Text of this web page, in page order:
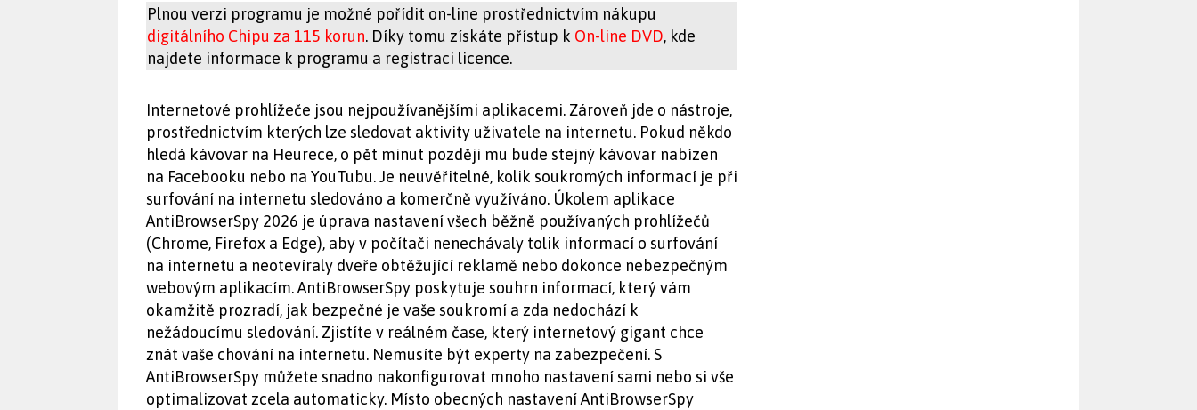
Plnou verzi programu je možné pořídit on-line prostřednictvím nákupu
digitálního Chipu za 115 korun. Díky tomu získáte přístup k On-line DVD, kde
najdete informace k programu a registraci licence.
Internetové prohlížeče jsou nejpoužívanějšími aplikacemi. Zároveň jde o nástroje,
prostřednictvím kterých lze sledovat aktivity uživatele na internetu. Pokud někdo
hledá kávovar na Heurece, o pět minut později mu bude stejný kávovar nabízen
na Facebooku nebo na YouTubu. Je neuvěřitelné, kolik soukromých informací je při
surfování na internetu sledováno a komerčně využíváno. Úkolem aplikace
AntiBrowserSpy 2026 je úprava nastavení všech běžně používaných prohlížečů
(Chrome, Firefox a Edge), aby v počítači nenechávaly tolik informací o surfování
na internetu a neotevíraly dveře obtěžující reklamě nebo dokonce nebezpečným
webovým aplikacím. AntiBrowserSpy poskytuje souhrn informací, který vám
okamžitě prozradí, jak bezpečné je vaše soukromí a zda nedochází k
nežádoucímu sledování. Zjistíte v reálném čase, který internetový gigant chce
znát vaše chování na internetu. Nemusíte být experty na zabezpečení. S
AntiBrowserSpy můžete snadno nakonfigurovat mnoho nastavení sami nebo si vše
optimalizovat zcela automaticky. Místo obecných nastavení AntiBrowserSpy